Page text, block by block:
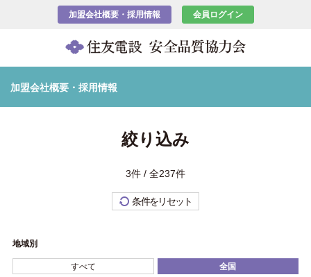
加盟会社概要・採用情報 会員ログイン
加盟会社概要・採用情報
絞り込み
3件 / 全237件
条件をリセット
地域別
すべて 全国